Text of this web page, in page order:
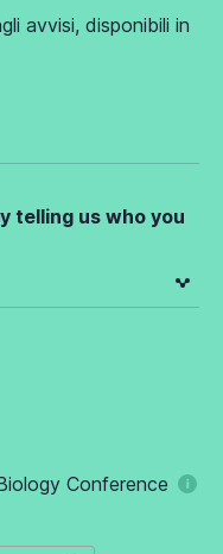
avvisi, disponibili in
telling us who you
Conference